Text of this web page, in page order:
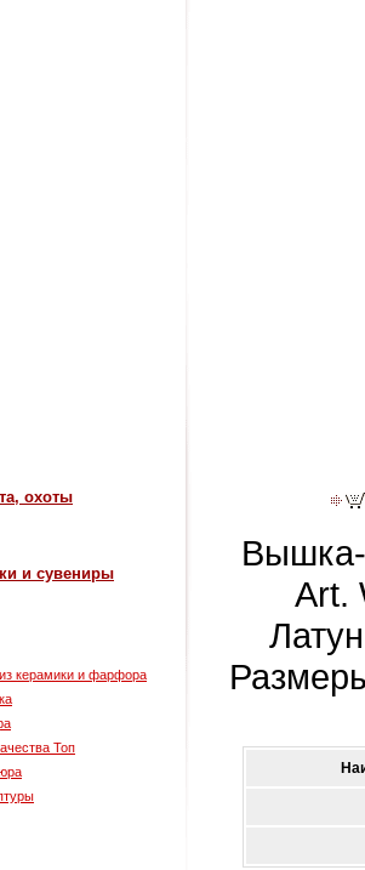
охоты
и сувениры
керамики и фарфора
Топ
Вышка-
Art.